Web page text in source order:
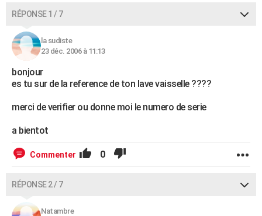
S'inscrire
Se connecter
Lycées
Collèges
Primaires
Universités
Entreprises
Service militaire
Avis de recherche
AVIS DE DÉCÈS
FORUM
RÉPONSE 1 / 7
la sudiste
23 déc. 2006 à 11:13
bonjour
es tu sur de la reference de ton lave vaisselle ????
merci de verifier ou donne moi le numero de serie
a bientot
Commenter 0
RÉPONSE 2 / 7
Natambre